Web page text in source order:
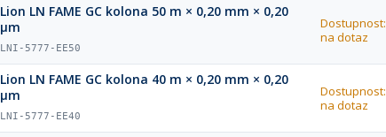
Lion LN FAME GC kolona 50 m × 0,20 mm × 0,20
µm
LNI-5777-EE50
Dostupnost:
na dotaz
Lion LN FAME GC kolona 40 m × 0,20 mm × 0,20
µm
LNI-5777-EE40
Dostupnost:
na dotaz